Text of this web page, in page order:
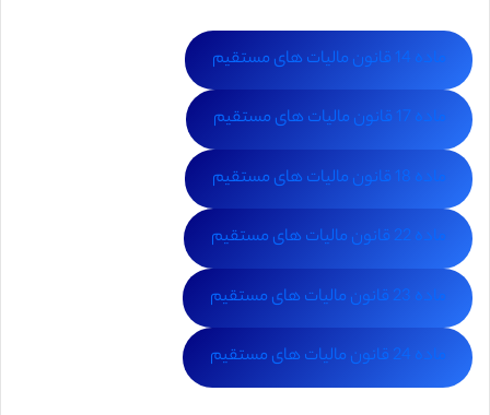
ماده 14 قانون مالیات های مستقیم
ماده 17 قانون مالیات های مستقیم
ماده 18 قانون مالیات های مستقیم
ماده 22 قانون مالیات های مستقیم
ماده 23 قانون مالیات های مستقیم
ماده 24 قانون مالیات های مستقیم